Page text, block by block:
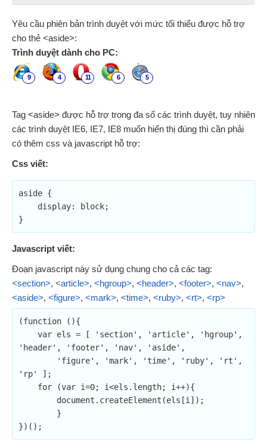
Yêu cầu phiên bản trình duyệt với mức tối thiểu được hỗ trợ
cho thẻ <aside>:
Trình duyệt dành cho PC:
9 4 11 6 5
Tag <aside> được hỗ trợ trong đa số các trình duyệt, tuy nhiên
các trình duyệt IE6, IE7, IE8 muốn hiển thị đúng thì cần phải
có thêm css và javascript hỗ trợ:
Css viết:
aside {
}
Javascript viết:
Đoạn javascript này sử dụng chung cho cả các tag:
<section>, <article>, <hgroup>, <header>, <footer>, <nav>,
<aside>, <figure>, <mark>, <time>, <ruby>, <rt>, <rp>
(function (){
'header', 'footer', 'nav', 'aside',
'rp' ];
})();